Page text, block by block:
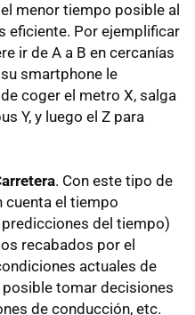
menor tiempo posible al
eficiente. Por ejemplificar
ir de A a B en cercanías
smartphone le
coger el metro X, salga
Y, y luego el Z para
. Con este tipo de
cuenta el tiempo
del tiempo)
recabados por el
actuales de
tomar decisiones
de conducción, etc.